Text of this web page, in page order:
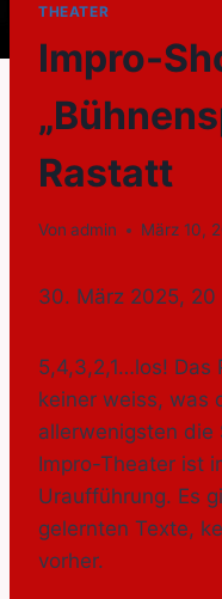
THEATER
Impro-
Rastatt
Von admin März 10,
30. März 2025,
5,4,3,2,1…los! Das
keiner weiss, was
allerwenigsten die
Impro-Theater ist
Uraufführung. Es
gelernten Texte,
vorher.